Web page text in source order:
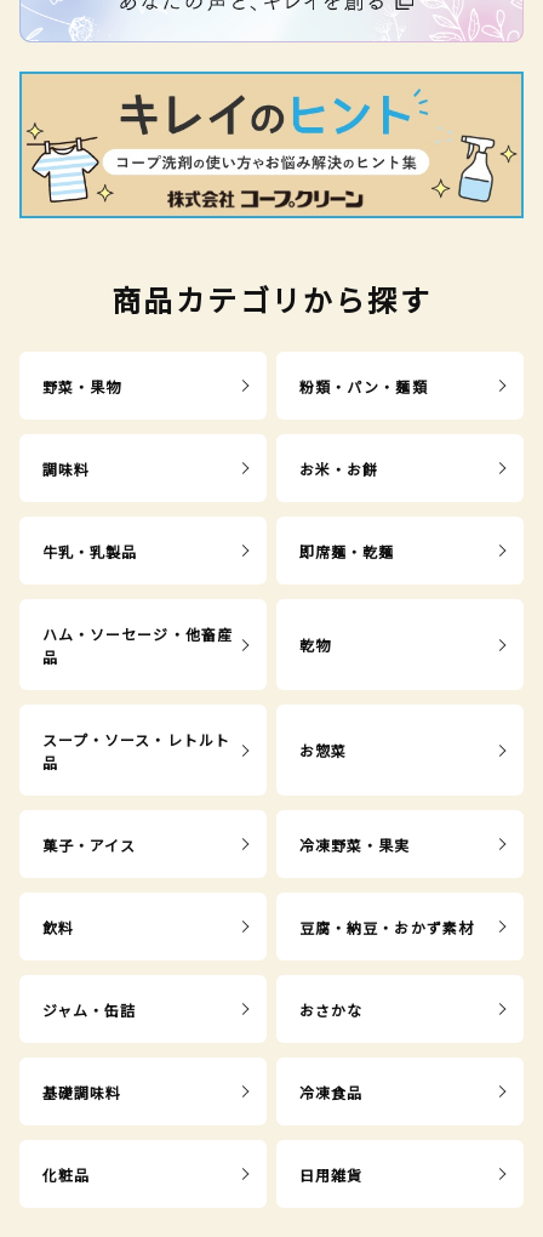
商品カテゴリから探す
野菜・果物 粉類・パン・麺類
調味料 お米・お餅
牛乳・乳製品 即席麺・乾麺
ハム・ソーセージ・他畜産
品
乾物
スープ・ソース・レトルト
品
お惣菜
菓子・アイス 冷凍野菜・果実
飲料 豆腐・納豆・おかず素材
ジャム・缶詰 おさかな
基礎調味料 冷凍食品
化粧品 日用雑貨